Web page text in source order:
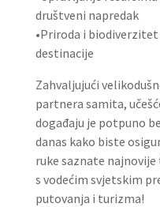
društveni napredak
•Priroda i
destinacije
Zahvaljujući
partnera samita,
događaju je potpuno
danas kako biste
ruke saznate
s vodećim svjetskim
putovanja i turizma!